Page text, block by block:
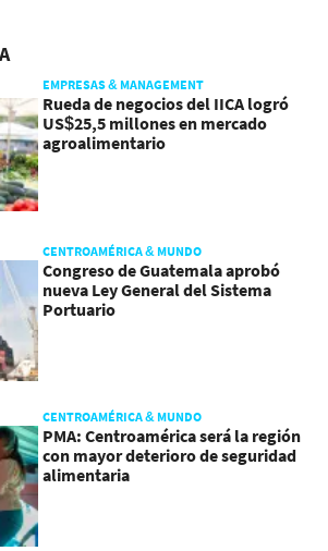
EMPRESAS & MANAGEMENT
Rueda de negocios del IICA logró
US$25,5 millones en mercado
agroalimentario
CENTROAMÉRICA & MUNDO
Congreso de Guatemala aprobó
nueva Ley General del Sistema
Portuario
CENTROAMÉRICA & MUNDO
PMA: Centroamérica será la región
con mayor deterioro de seguridad
alimentaria